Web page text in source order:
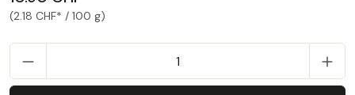
(2.18 CHF* / 100 g)